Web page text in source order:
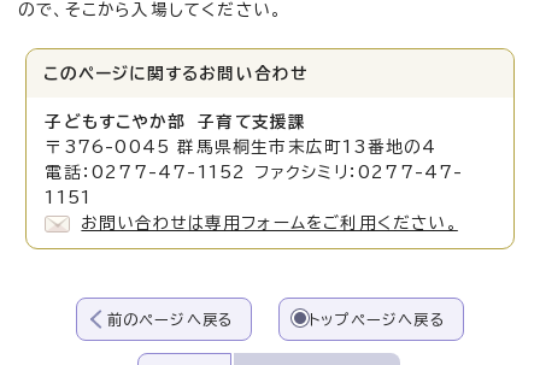
ので、そこから入場してください。
このページに関する お問い合わせ
子どもすこやか部 子育て支援課
〒376-0045 群馬県桐生市末広町13番地の4
電話：0277-47-1152 ファクシミリ：0277-47-
1151
お問い合わせは専用フォームをご利用ください。
前のページへ戻る トップページへ戻る